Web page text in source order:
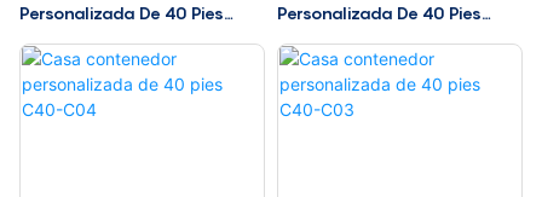
Personalizada De 40 Pies
C40-C06
Personalizada De 40 Pies
C40-C05